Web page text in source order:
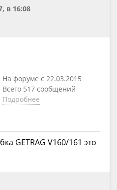
в 16:08
На форуме с 22.03.2015
Всего 517 сообщений
Подробнее
GETRAG V160/161 это